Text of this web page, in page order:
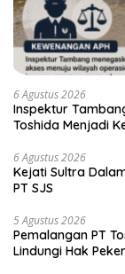
6 Agustus 2026
Inspektur
Toshida Menjadi
6 Agustus 2026
Kejati Sultra
PT SJS
5 Agustus 2026
Pemalangan PT
Lindungi Hak